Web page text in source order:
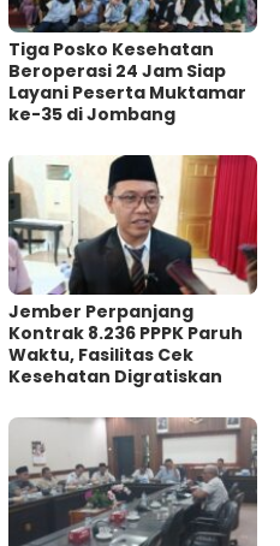
Tiga Posko Kesehatan
Beroperasi 24 Jam Siap
Layani Peserta Muktamar
ke-35 di Jombang
Jember Perpanjang
Kontrak 8.236 PPPK Paruh
Waktu, Fasilitas Cek
Kesehatan Digratiskan